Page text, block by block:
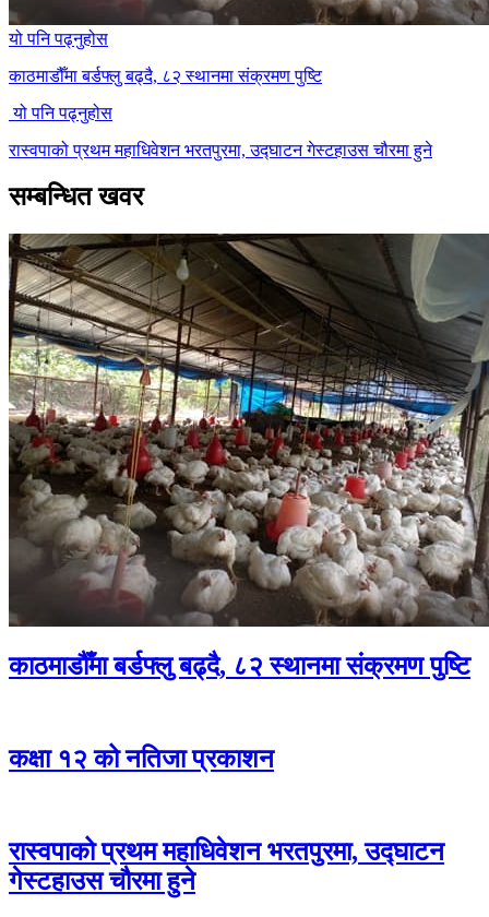
यो पनि पढ्नुहोस
काठमाडौँमा बर्डफ्लु बढ्दै, ८२ स्थानमा संक्रमण पुष्टि
यो पनि पढ्नुहोस
रास्वपाको प्रथम महाधिवेशन भरतपुरमा, उद्घाटन गेस्टहाउस चौरमा हुने
सम्बन्धित खवर
काठमाडौँमा बर्डफ्लु बढ्दै, ८२ स्थानमा संक्रमण पुष्टि
कक्षा १२ को नतिजा प्रकाशन
रास्वपाको प्रथम महाधिवेशन भरतपुरमा, उद्घाटन
गेस्टहाउस चौरमा हुने